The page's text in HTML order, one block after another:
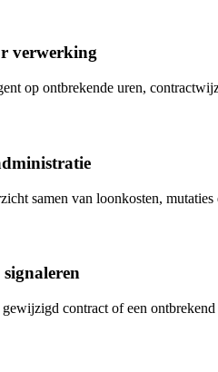
verwerking
op ontbrekende uren,
samen van loonkosten,
contract of een